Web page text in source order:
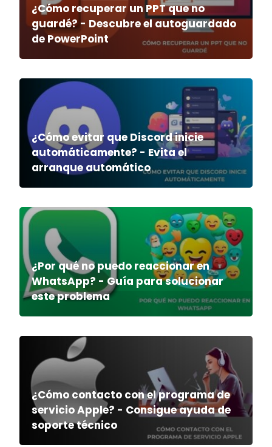
¿Cómo recuperar un PPT que no
guardé? - Descubre el autoguardado
de PowerPoint
¿Cómo evitar que Discord inicie
automáticamente? - Evita el
arranque automático
¿Por qué no puedo reaccionar en
WhatsApp? - Guía para solucionar
este problema
¿Cómo contacto con el programa de
servicio Apple? - Consigue ayuda de
soporte técnico